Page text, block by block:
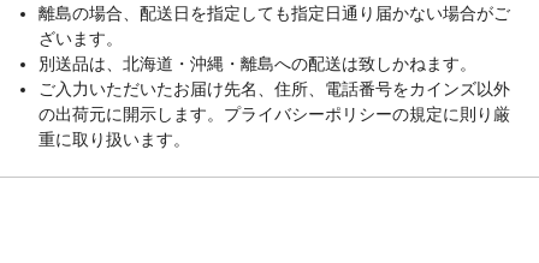
離島の場合、配送日を指定しても指定日通り届かない場合がご
ざいます。
別送品は、北海道・沖縄・離島への配送は致しかねます。
ご入力いただいたお届け先名、住所、電話番号をカインズ以外
の出荷元に開示します。プライバシーポリシーの規定に則り厳
重に取り扱います。